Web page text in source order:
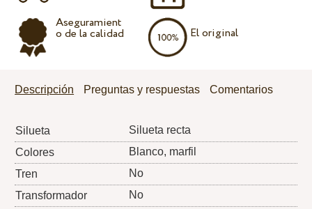
Aseguramient
o de la calidad El original
Descripción Preguntas y respuestas Comentarios
Silueta
Silueta recta
Colores
Blanco, marfil
Tren
No
Transformador
No